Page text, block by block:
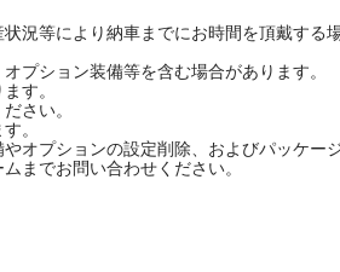
況等により納車までにお時間を頂戴する
プション装備等を含む場合があります。
す。
さい。
。
オプションの設定削除、およびパッケ
までお問い合わせください。